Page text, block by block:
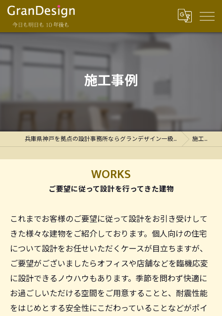
施工事例
兵庫県神戸を拠点の設計事務所ならグランデザイン一級建築士事務所 施工事例
WORKS
ご要望に従って設計を行ってきた建物
これまでお客様のご要望に従って設計をお引き受けして
きた様々な建物をご紹介しております。個人向けの住宅
について設計をお任せいただくケースが目立ちますが、
ご要望がございましたらオフィスや店舗などを臨機応変
に設計できるノウハウもあります。季節を問わず快適に
お過ごしいただける空間をご用意することと、耐震性能
をはじめとする安全性にこだわっていることなどがポイ